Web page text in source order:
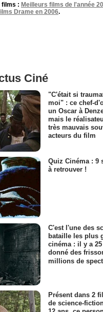
films : Meilleurs films de l'année
Drame en 2006.
Ciné
"C'était si
moi" : ce chef-
un Oscar à
mais le
très mauvais
acteurs du film
Quiz Cinéma : 9
à retrouver !
C'est l'une des
bataille les plus
cinéma : il y a
donné des
millions de
Présent dans 2
de science-